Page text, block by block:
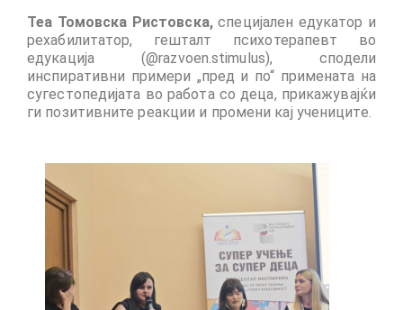
Design & Architecture Programme | Day
Design & Architecture Programme | Day
3 & 4
North Macedonia Skopje
Skopje Applied arts programme | Day 1
Skopje Applied arts programme | Day 2
Теа Томовска Ристовска,специјален едукатор и
рехабилитатор, гешталт психотерапевт во
едукација (@razvoen.stimulus), сподели
инспиративни примери „пред и по“ примената на
сугестопедијата во работа со деца, прикажувајќи
ги позитивните реакции и промени кај учениците.